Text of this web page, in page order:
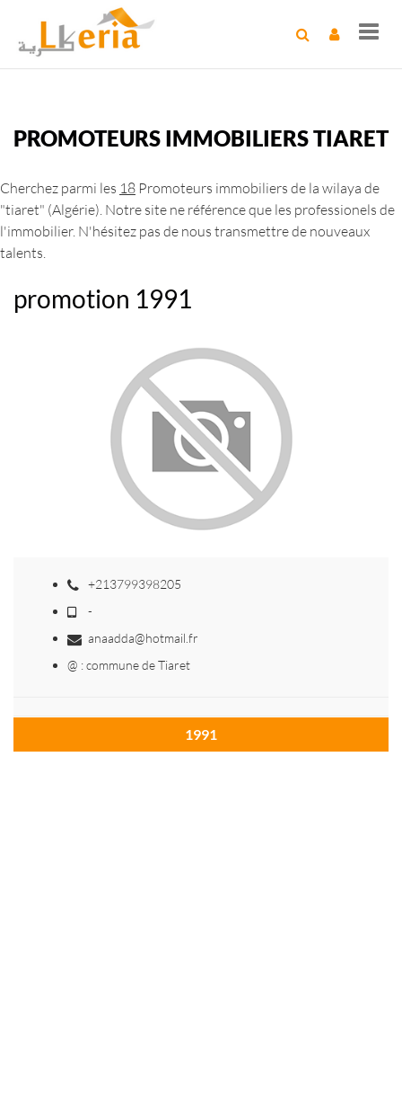
PROMOTEURS IMMOBILIERS TIARET
Cherchez parmi les 18 Promoteurs immobiliers de la wilaya de
"tiaret" (Algérie). Notre site ne référence que les professionels de
l'immobilier. N'hésitez pas de nous transmettre de nouveaux
talents.
promotion 1991
+213799398205
-
anaadda@hotmail.fr
@ : commune de Tiaret
1991